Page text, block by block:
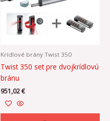
Krídlové brány Twist 350
Twist 350 set pre dvojkrídlovú
bránu
951,02€